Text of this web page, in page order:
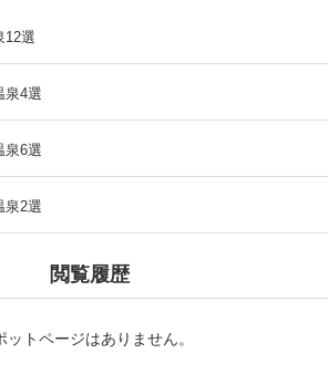
12選
泉4選
泉6選
泉2選
閲覧履歴
トページはありません。